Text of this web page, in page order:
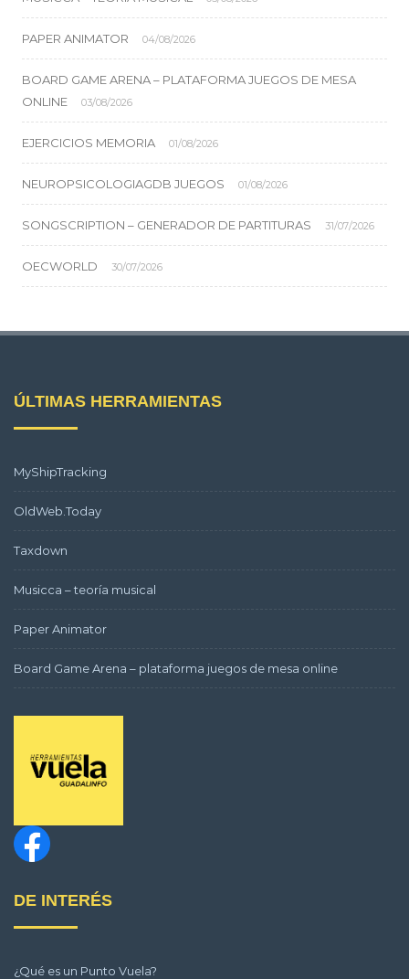
PAPER ANIMATOR 04/08/2026
BOARD GAME ARENA – PLATAFORMA JUEGOS DE MESA
ONLINE
03/08/2026
EJERCICIOS MEMORIA 01/08/2026
NEUROPSICOLOGIAGDB JUEGOS 01/08/2026
SONGSCRIPTION – GENERADOR DE PARTITURAS 31/07/2026
OECWORLD 30/07/2026
ÚLTIMAS HERRAMIENTAS
MyShipTracking
OldWeb.Today
Taxdown
Musicca – teoría musical
Paper Animator
Board Game Arena – plataforma juegos de mesa online
DE INTERÉS
¿Qué es un Punto Vuela?